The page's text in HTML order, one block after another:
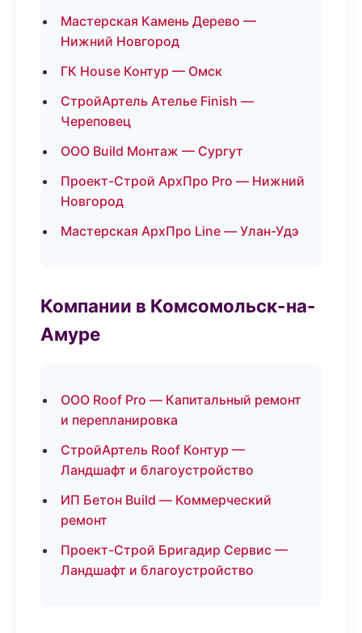
Мастерская Камень Дерево —
Нижний Новгород
ГК House Контур — Омск
СтройАртель Ателье Finish —
Череповец
ООО Build Монтаж — Сургут
Проект-Строй АрхПро Pro — Нижний
Новгород
Мастерская АрхПро Line — Улан-Удэ
Компании в Комсомольск-на-
Амуре
ООО Roof Pro — Капитальный ремонт
и перепланировка
СтройАртель Roof Контур —
Ландшафт и благоустройство
ИП Бетон Build — Коммерческий
ремонт
Проект-Строй Бригадир Сервис —
Ландшафт и благоустройство